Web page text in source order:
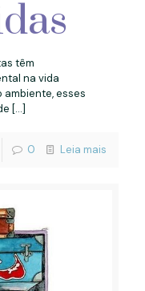
têm
na vida
ambiente, esses
[…]
0 Leia mais